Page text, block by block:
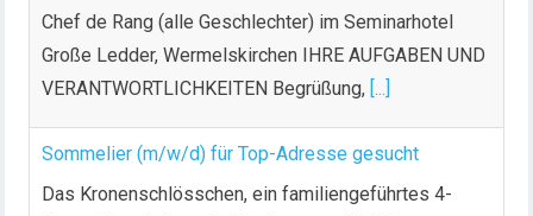
Chef de Rang (alle Geschlechter) im Seminarhotel
Große Ledder, Wermelskirchen IHRE AUFGABEN UND
VERANTWORTLICHKEITEN Begrüßung, [...]
Sommelier (m/w/d) für Top-Adresse gesucht
Das Kronenschlösschen, ein familiengeführtes 4-